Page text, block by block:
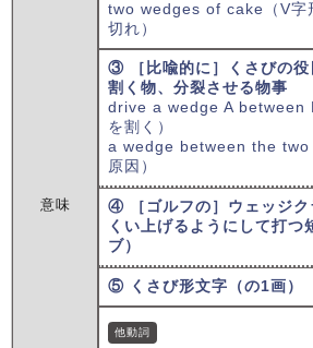
意味
two wedges of cake（V字
切れ）
③ ［比喩的に］くさびの役
割く物、分裂させる物事
drive a wedge A between
を割く）
a wedge between the two
原因）
④ ［ゴルフの］ウェッジク
くい上げるようにして打つ
ブ）
⑤ くさび形文字（の1画）
他動詞